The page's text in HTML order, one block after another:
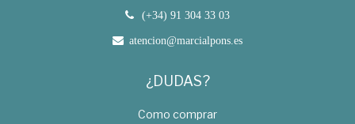
(+34) 91 304 33 03
atencion@marcialpons.es
¿DUDAS?
Como comprar